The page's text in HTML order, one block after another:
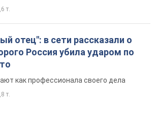
т.
отец": в сети рассказали о
Россия убила ударом по
как профессионала своего дела
т.